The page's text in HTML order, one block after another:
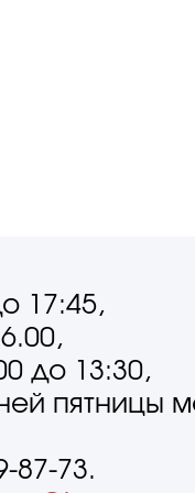
17:45,
до 13:30,
пятницы
87-73.